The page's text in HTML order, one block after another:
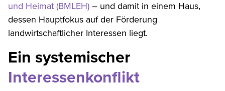
und Heimat (BMLEH) – und damit in einem Haus,
dessen Hauptfokus auf der Förderung
landwirtschaftlicher Interessen liegt.
Ein systemischer
Interessenkonflikt